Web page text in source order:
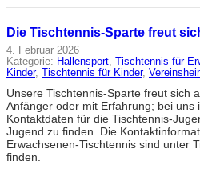
Die Tischtennis-Sparte freut
4. Februar 2026
Kategorie: Hallensport Tischtennis für
Kinder, Tischtennis für Kinder,
Unsere Tischtennis-Sparte freut sich
Anfänger oder mit Erfahrung; bei uns
Kontaktdaten für die Tischtennis-
Jugend zu finden. Die
Erwachsenen-Tischtennis sind unter
finden.